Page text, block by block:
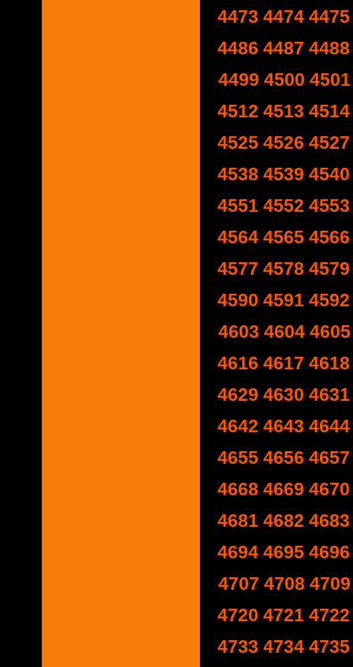
4473 4474 4475
4486 4487 4488
4499 4500 4501
4512 4513 4514
4525 4526 4527
4538 4539 4540
4551 4552 4553
4564 4565 4566
4577 4578 4579
4590 4591 4592
4603 4604 4605
4616 4617 4618
4629 4630 4631
4642 4643 4644
4655 4656 4657
4668 4669 4670
4681 4682 4683
4694 4695 4696
4707 4708 4709
4720 4721 4722
4733 4734 4735